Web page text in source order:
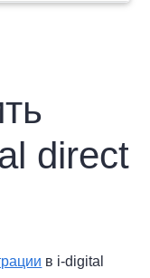
direct
в i-digital